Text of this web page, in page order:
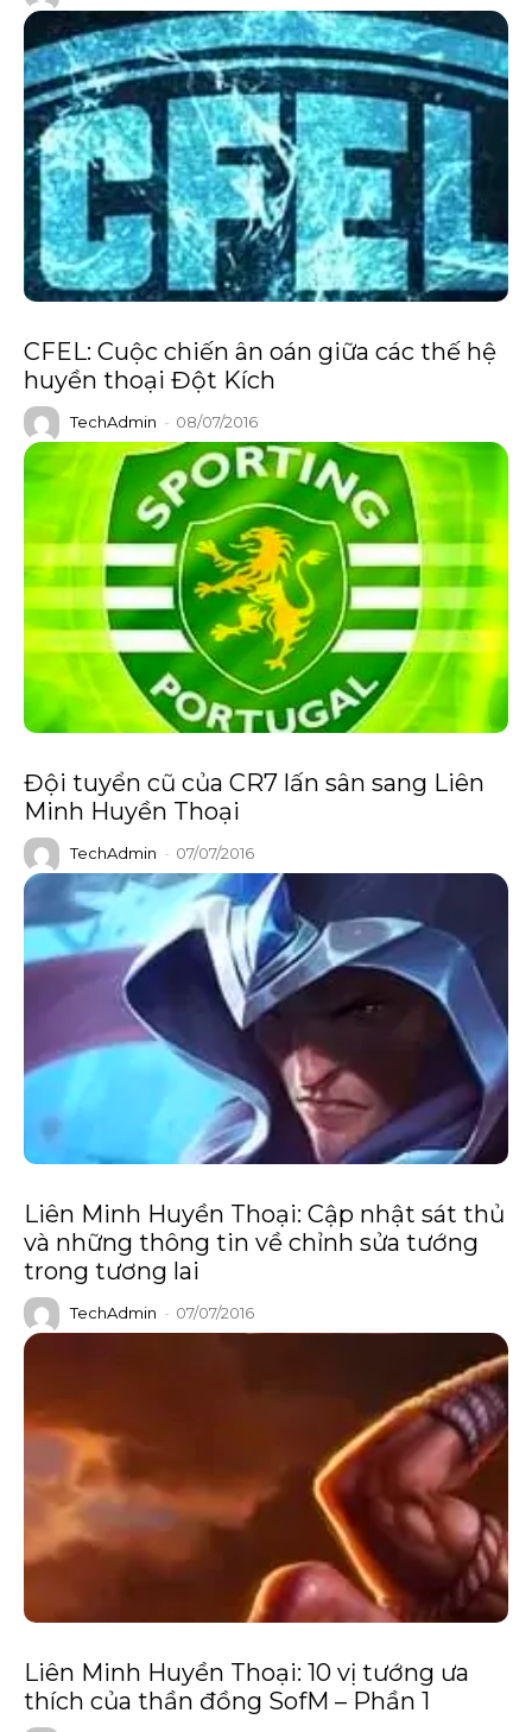
CFEL: Cuộc chiến ân oán giữa các thế hệ
huyền thoại Đột Kích
TechAdmin - 08/07/2016
Đội tuyển cũ của CR7 lấn sân sang Liên
Minh Huyền Thoại
TechAdmin - 07/07/2016
Liên Minh Huyền Thoại: Cập nhật sát thủ
và những thông tin về chỉnh sửa tướng
trong tương lai
TechAdmin - 07/07/2016
Liên Minh Huyền Thoại: 10 vị tướng ưa
thích của thần đồng SofM – Phần 1